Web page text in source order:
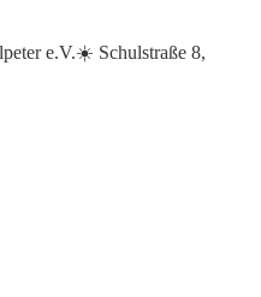
e.V.☀️ Schulstraße 8,